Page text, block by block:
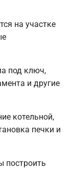
на участке
под ключ,
и другие
котельной,
печки и
построить